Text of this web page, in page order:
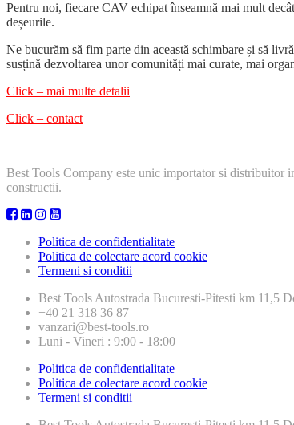
Pentru noi, fiecare CAV echipat înseamnă mai mult
deșeurile.
Ne bucurăm să fim parte din această schimbare și să
susțină dezvoltarea unor comunități mai curate, mai
Click – mai multe detalii
Click – contact
Best Tools Company este unic importator si distribuitor
constructii.
Politica de confidentialitate
Politica de colectare acord cookie
Termeni si conditii
Best ToolsAutostrada Bucuresti-Pitesti km 11,5
+40 21 318 36 87
vanzari@best-tools.ro
Luni - Vineri : 9:00 - 18:00
Politica de confidentialitate
Politica de colectare acord cookie
Termeni si conditii